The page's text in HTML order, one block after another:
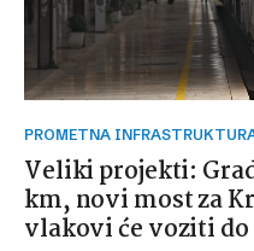
PROMETNA
Veliki projekti:
km, novi most za
vlakovi će voziti do